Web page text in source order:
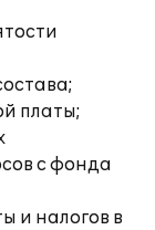
платы;
с фонда
и налогов в